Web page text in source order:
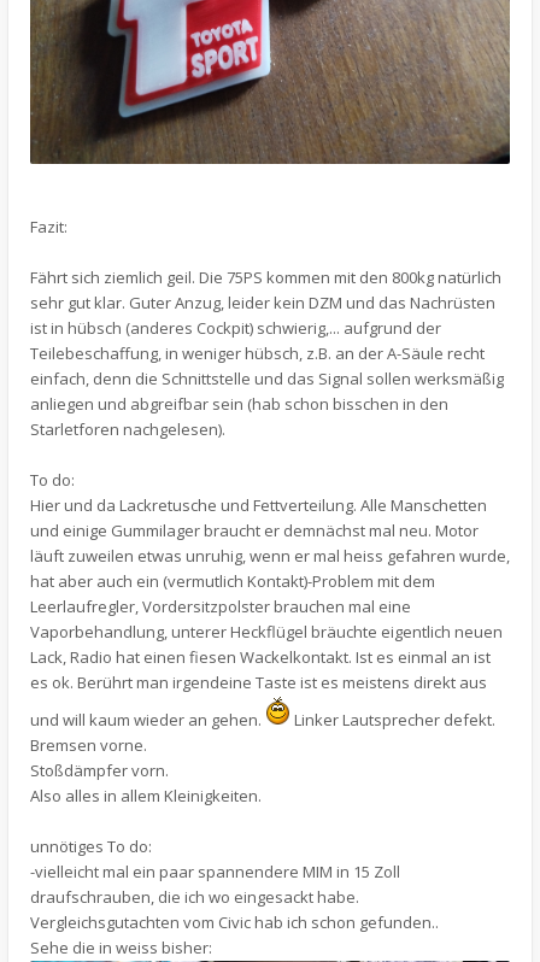
Fazit:
Fährt sich ziemlich geil. Die 75PS kommen mit den 800kg natürlich
sehr gut klar. Guter Anzug, leider kein DZM und das Nachrüsten
ist in hübsch (anderes Cockpit) schwierig,... aufgrund der
Teilebeschaffung, in weniger hübsch, z.B. an der A-Säule recht
einfach, denn die Schnittstelle und das Signal sollen werksmäßig
anliegen und abgreifbar sein (hab schon bisschen in den
Starletforen nachgelesen).
To do:
Hier und da Lackretusche und Fettverteilung. Alle Manschetten
und einige Gummilager braucht er demnächst mal neu. Motor
läuft zuweilen etwas unruhig, wenn er mal heiss gefahren wurde,
hat aber auch ein (vermutlich Kontakt)-Problem mit dem
Leerlaufregler, Vordersitzpolster brauchen mal eine
Vaporbehandlung, unterer Heckflügel bräuchte eigentlich neuen
Lack, Radio hat einen fiesen Wackelkontakt. Ist es einmal an ist
es ok. Berührt man irgendeine Taste ist es meistens direkt aus
und will kaum wieder an gehen.
Linker Lautsprecher defekt.
Bremsen vorne.
Stoßdämpfer vorn.
Also alles in allem Kleinigkeiten.
unnötiges To do:
-vielleicht mal ein paar spannendere MIM in 15 Zoll
draufschrauben, die ich wo eingesackt habe.
Vergleichsgutachten vom Civic hab ich schon gefunden..
Sehe die in weiss bisher: